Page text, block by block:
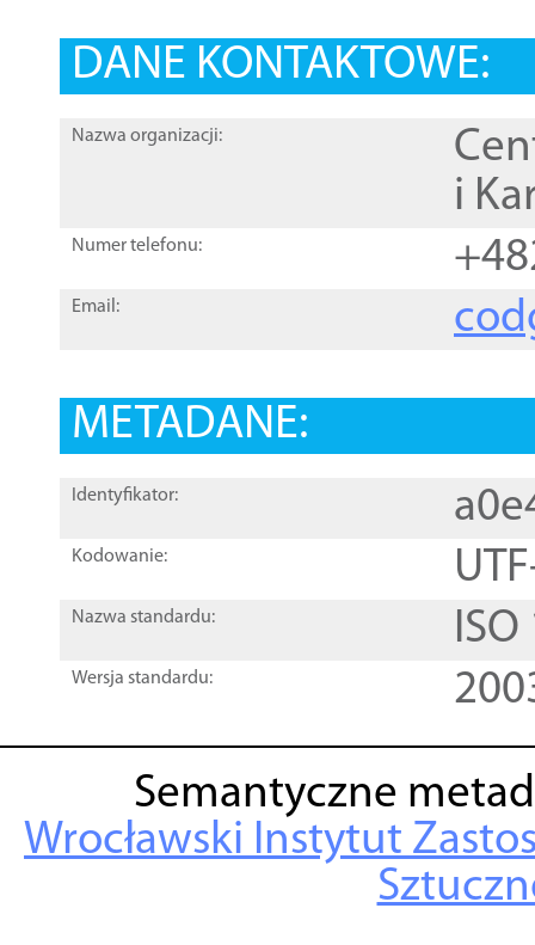
DANE KONTAKTOWE:
Nazwa organizacji:
i
Numer telefonu:
Email:
METADANE:
Identyfikator:
Kodowanie:
Nazwa standardu:
Wersja standardu:
Semantyczne
Wrocławski Instytut